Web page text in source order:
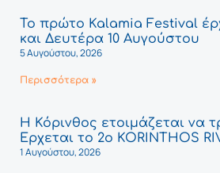
Το πρώτο Kalamia Festival
και Δευτέρα 10 Αυγούστου
5 Αυγούστου, 2026
Περισσότερα »
Η Κόρινθος ετοιμάζεται να
Έρχεται το 2ο KORINTHOS
1 Αυγούστου, 2026